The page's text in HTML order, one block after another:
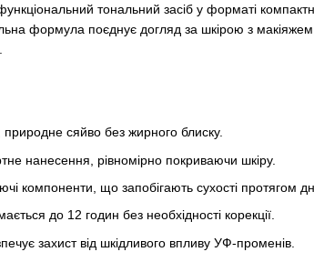
тональний засіб у форматі
формула поєднує догляд за шкірою з
природне сяйво без жирного блиску.
нанесення, рівномірно покриваючи шкіру.
компоненти, що запобігають сухості протягом
до 12 годин без необхідності корекції.
захист від шкідливого впливу УФ-променів.